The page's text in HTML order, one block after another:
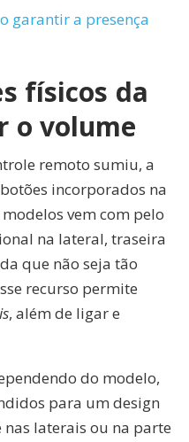
garantir a presença
físicos da
o volume
remoto sumiu, a
incorporados na
vem com pelo
na lateral, traseira
que não seja tão
recurso permite
, além de ligar e
do modelo,
para um design
nas laterais ou na parte